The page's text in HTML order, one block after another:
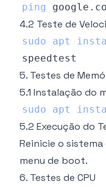
ping
4.2 Teste de
sudo apt
5. Testes de
5.1 Instalação do
sudo apt
5.2 Execução do
Reinicie o
menu de boot.
6. Testes de CPU